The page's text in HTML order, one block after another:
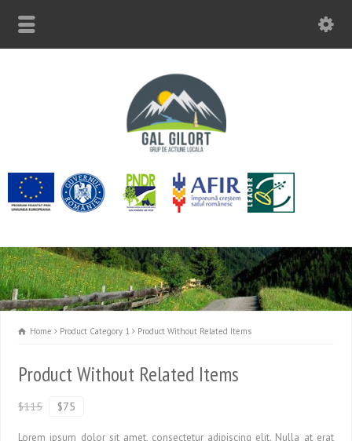
Home Product Category 1 Product Without Related Items
Product Without Related Items
$115 $75
Lorem ipsum dolor sit amet, consectetur adipiscing elit. Nulla at erat